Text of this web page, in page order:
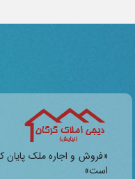
«فروش و اجاره ملک پایان
است»